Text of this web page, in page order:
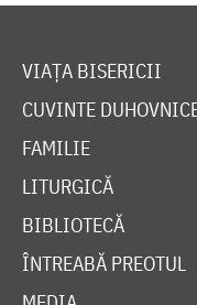
VIAȚA BISERICII
CUVINTE
FAMILIE
LITURGICĂ
BIBLIOTECĂ
ÎNTREABĂ PREOTUL